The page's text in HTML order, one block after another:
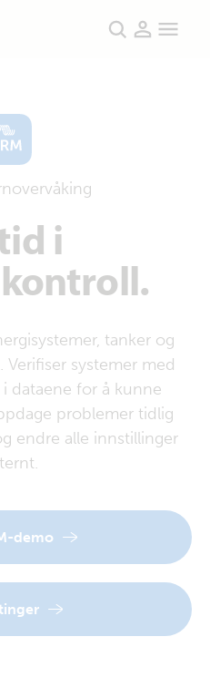
i
tanker og
systemer med
dataene for å kunne
problemer tidlig
endre alle innstillinger
demo